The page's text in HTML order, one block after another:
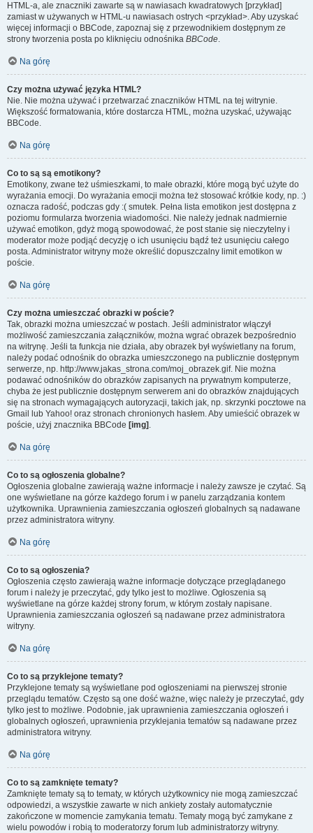
HTML-a, ale znaczniki zawarte są w nawiasach kwadratowych [przykład]
zamiast w używanych w HTML-u nawiasach ostrych <przykład>. Aby uzyskać
więcej informacji o BBCode, zapoznaj się z przewodnikiem dostępnym ze
strony tworzenia posta po kliknięciu odnośnika BBCode.
Na górę
Czy można używać języka HTML?
Nie. Nie można używać i przetwarzać znaczników HTML na tej witrynie.
Większość formatowania, które dostarcza HTML, można uzyskać, używając
BBCode.
Na górę
Co to są są emotikony?
Emotikony, zwane też uśmieszkami, to małe obrazki, które mogą być użyte do
wyrażania emocji. Do wyrażania emocji można też stosować krótkie kody, np. :)
oznacza radość, podczas gdy :( smutek. Pełna lista emotikon jest dostępna z
poziomu formularza tworzenia wiadomości. Nie należy jednak nadmiernie
używać emotikon, gdyż mogą spowodować, że post stanie się nieczytelny i
moderator może podjąć decyzję o ich usunięciu bądź też usunięciu całego
posta. Administrator witryny może określić dopuszczalny limit emotikon w
poście.
Na górę
Czy można umieszczać obrazki w poście?
Tak, obrazki można umieszczać w postach. Jeśli administrator włączył
możliwość zamieszczania załączników, można wgrać obrazek bezpośrednio
na witrynę. Jeśli ta funkcja nie działa, aby obrazek był wyświetlany na forum,
należy podać odnośnik do obrazka umieszczonego na publicznie dostępnym
serwerze, np. http://www.jakas_strona.com/moj_obrazek.gif. Nie można
podawać odnośników do obrazków zapisanych na prywatnym komputerze,
chyba że jest publicznie dostępnym serwerem ani do obrazków znajdujących
się na stronach wymagających autoryzacji, takich jak, np. skrzynki pocztowe na
Gmail lub Yahoo! oraz stronach chronionych hasłem. Aby umieścić obrazek w
poście, użyj znacznika BBCode [img] .
Na górę
Co to są ogłoszenia globalne?
Ogłoszenia globalne zawierają ważne informacje i należy zawsze je czytać. Są
one wyświetlane na górze każdego forum i w panelu zarządzania kontem
użytkownika. Uprawnienia zamieszczania ogłoszeń globalnych są nadawane
przez administratora witryny.
Na górę
Co to są ogłoszenia?
Ogłoszenia często zawierają ważne informacje dotyczące przeglądanego
forum i należy je przeczytać, gdy tylko jest to możliwe. Ogłoszenia są
wyświetlane na górze każdej strony forum, w którym zostały napisane.
Uprawnienia zamieszczania ogłoszeń są nadawane przez administratora
witryny.
Na górę
Co to są przyklejone tematy?
Przyklejone tematy są wyświetlane pod ogłoszeniami na pierwszej stronie
przeglądu tematów. Często są one dość ważne, więc należy je przeczytać, gdy
tylko jest to możliwe. Podobnie, jak uprawnienia zamieszczania ogłoszeń i
globalnych ogłoszeń, uprawnienia przyklejania tematów są nadawane przez
administratora witryny.
Na górę
Co to są zamknięte tematy?
Zamknięte tematy są to tematy, w których użytkownicy nie mogą zamieszczać
odpowiedzi, a wszystkie zawarte w nich ankiety zostały automatycznie
zakończone w momencie zamykania tematu. Tematy mogą być zamykane z
wielu powodów i robią to moderatorzy forum lub administratorzy witryny.